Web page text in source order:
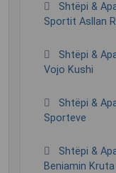
Shtëpi &
Sportit Asllan
Shtëpi &
Vojo Kushi
Shtëpi &
Sporteve
Shtëpi &
Beniamin Kruta